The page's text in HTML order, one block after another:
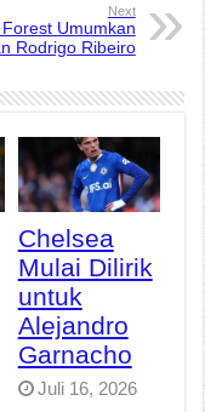
Next
Umumkan
Rodrigo Ribeiro
Chelsea
Mulai Dilirik
untuk
Alejandro
Garnacho
Juli 16, 2026